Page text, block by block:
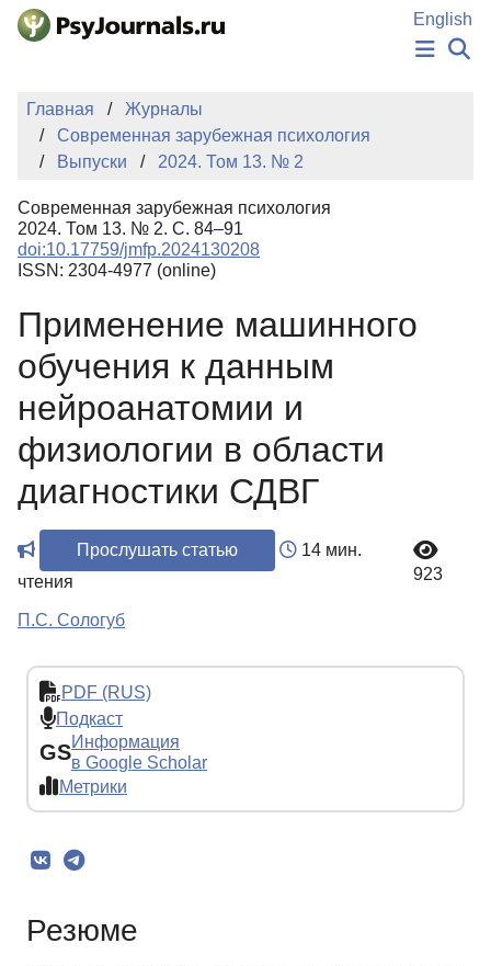
Перейти к основному содержанию
English
НОВОСТИ
ИЗДАНИЯ
АВТОРЫ
БАЗА ЗНАНИЙ
КЛЮЧЕВЫЕ СЛОВА
Регистрация
Главная
Журналы
Современная зарубежная психология
Выпуски
2024. Том 13. № 2
Современная зарубежная психология
2024. Том 13. № 2. С. 84–91
doi:10.17759/jmfp.2024130208
ISSN: 2304-4977 (online)
Применение машинного
обучения к данным
нейроанатомии и
физиологии в области
диагностики СДВГ
Прослушать статью
14 мин.
чтения
923
П.С. Сологуб
PDF (RUS)
Подкаст
GSИнформация
в Google Scholar
Метрики
Резюме